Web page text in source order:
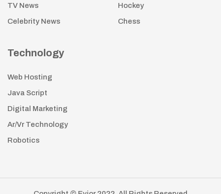
TV News
Celebrity News
Hockey
Chess
Technology
Web Hosting
Java Script
Digital Marketing
Ar/Vr Technology
Robotics